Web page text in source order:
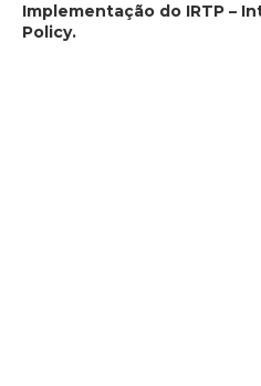
Implementação do IRTP –
Policy.